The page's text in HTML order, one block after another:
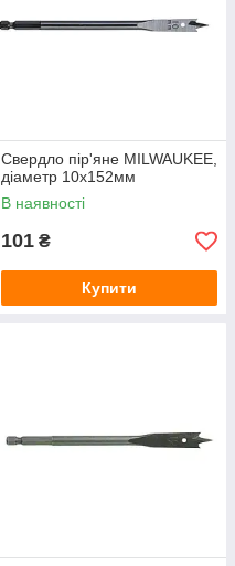
Свердло пір'яне MILWAUKEE,
діаметр 10х152мм
В наявності
101 ₴
Купити